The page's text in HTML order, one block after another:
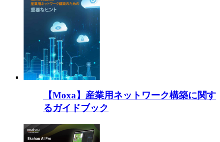
【Moxa】産業用ネットワーク構築に関す
るガイドブック